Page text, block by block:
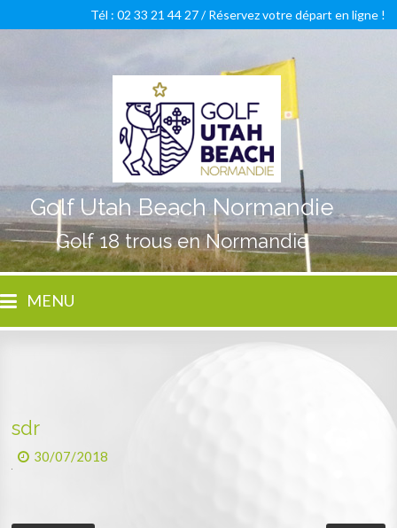
Golf Utah Beach Normandie
Golf 18 trous en Normandie
Tél : 02 33 21 44 27 /Réservez votre départ en ligne !
MENU
sdr
30/07/2018